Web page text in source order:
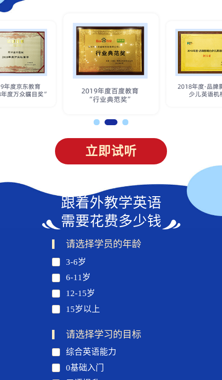
立即试听
跟着外教学英语
需要花费多少钱
请选择学员的年龄
3-6岁
6-11岁
12-15岁
15岁以上
请选择学习的目标
综合英语能力
0基础入门